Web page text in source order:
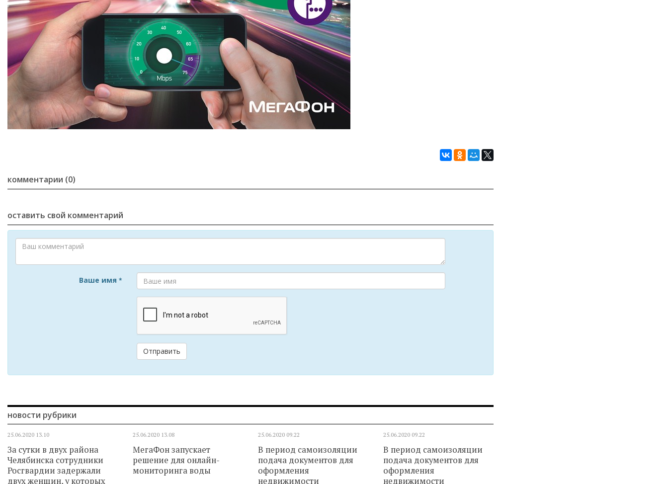
комментарии (0)
оставить свой комментарий
Ваше имя *
Отправить
новости рубрики
25.06.2020 13.10
За сутки в двух района
Челябинска сотрудники
Росгвардии задержали
двух женщин, у которых
25.06.2020 13.08
МегаФон запускает
решение для онлайн-
мониторинга воды
25.06.2020 09.22
В период самоизоляции
подача документов для
оформления
недвижимости
25.06.2020 09.22
В период самоизоляции
подача документов для
оформления
недвижимости